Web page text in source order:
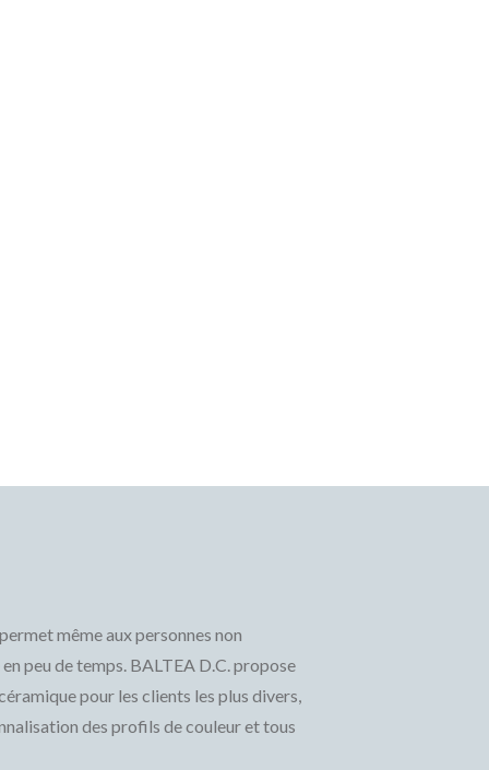
même aux personnes non
peu de temps. BALTEA D.C. propose
pour les clients les plus divers,
des profils de couleur et tous